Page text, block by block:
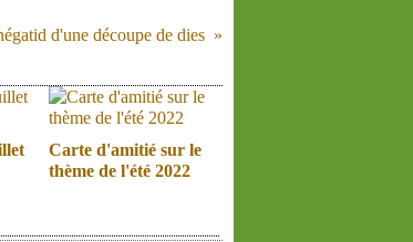
d'une découpe de dies
Carte d'amitié sur le
thème de l'été 2022